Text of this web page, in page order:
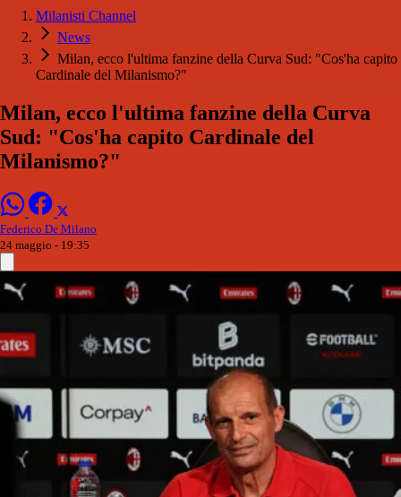
Milanisti Channel
News
Milan, ecco l'ultima fanzine della Curva Sud: "Cos'ha capito
Cardinale del Milanismo?"
Milan, ecco l'ultima fanzine della Curva
Sud: "Cos'ha capito Cardinale del
Milanismo?"
Federico De Milano
24 maggio - 19:35